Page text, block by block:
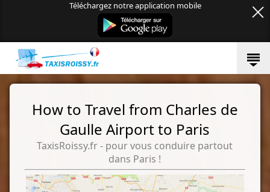
Téléchargez notre application mobile
How to Travel from Charles de
Gaulle Airport to Paris
TaxisRoissy.fr - pour vous conduire partout
dans Paris !